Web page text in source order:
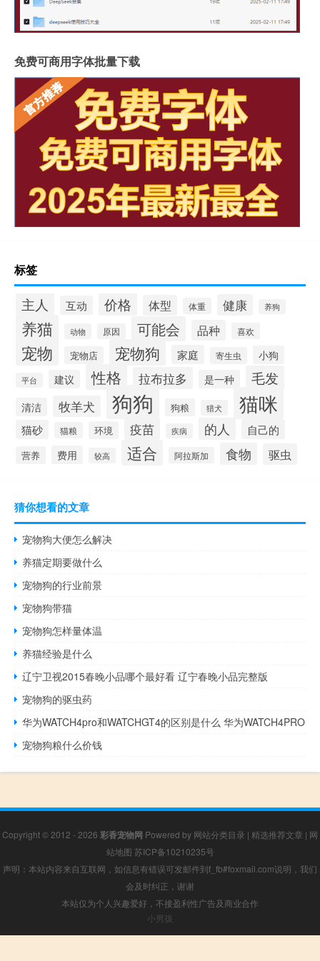
免费可商用字体批量下载
标签
主人 互动 价格 体型 体重 健康 养狗
养猫 动物 原因 可能会 品种 喜欢
宠物 宠物店 宠物狗 家庭 寄生虫 小狗
平台 建议 性格 拉布拉多 是一种 毛发
清洁 牧羊犬 狗狗 狗粮 猎犬 猫咪
猫砂 猫粮 环境 疫苗 疾病 的人 自己的
营养 费用 较高 适合 阿拉斯加 食物 驱虫
猜你想看的文章
宠物狗大便怎么解决
养猫定期要做什么
宠物狗的行业前景
宠物狗带猫
宠物狗怎样量体温
养猫经验是什么
辽宁卫视2015春晚小品哪个最好看 辽宁春晚小品完整版
宠物狗的驱虫药
华为WATCH4pro和WATCHGT4的区别是什么 华为WATCH4PRO
宠物狗粮什么价钱
Copyright © 2012 - 2026 彩香宠物网 Powered by 网站分类目录 | 精选推荐文章 | 网
站地图 苏ICP备10210235号
声明：本站内容来自互联网，如信息有错误可发邮件到f_fb#foxmail.com说明，我们
会及时纠正，谢谢
本站仅为个人兴趣爱好，不接盈利性广告及商业合作
小男孩